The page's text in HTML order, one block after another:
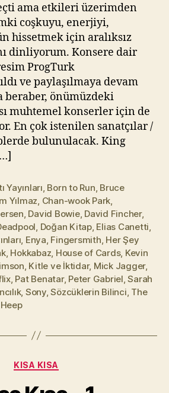
a
z
ama etkileri üzerimden
coşkuyu, enerjiyi,
hissetmek için aralıksız
dinliyorum. Konsere dair
ProgTurk
ve paylaşılmaya devam
beraber, önümüzdeki
muhtemel konserler için de
En çok istenilen sanatçılar /
bulunulacak. King
Yayınları Born to Run Bruce
Yılmaz Chan-wook Park
David Bowie, David Fincher,
Doğan Kitap, Elias Canetti
Enya Fingersmith Her Şey
, Hokkabaz House of Cards, Kevin
Kitle ve İktidar, Mick Jagger,
, Pat Benatar, Peter Gabriel ,Sarah
, Sony,Sözcüklerin Bilinci The
Kategoriler
KISA KISA
a